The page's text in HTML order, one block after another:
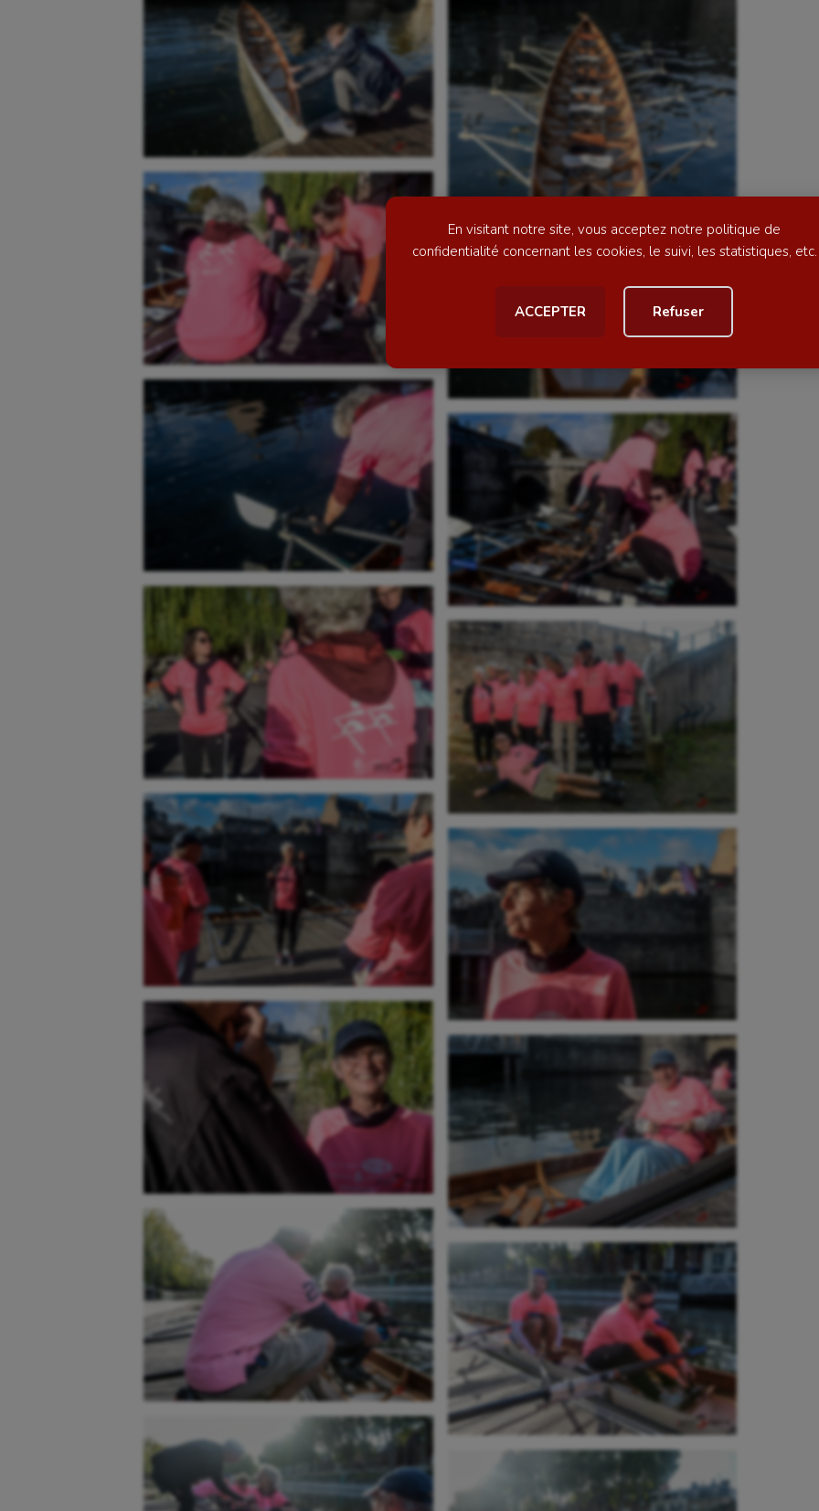
En visitant notre site, vous acceptez notre politique de
confidentialité concernant les cookies, le suivi, les statistiques, etc.
ACCEPTER Refuser
Aviron
Balle à la main
Ballon au poing
Baseball
Billard
Boules lyonnaises
Cerf Volant
Cyclisme
Danse
Equitation
Escalade
Escrime
Fitness
Flag football
Football américain
Futsal
Gymnastique
Gymnastique rythmique
Haltérophilie
Hippisme
Jeux Olympiques et Paralympiques
Kayak-polo
Korfbal
Longue paume
Moto
Natation artistique
Outdoor
Parkour
Patinage artistique
Pétanque
Plongée
Randonnée / Marche
Roller-derby